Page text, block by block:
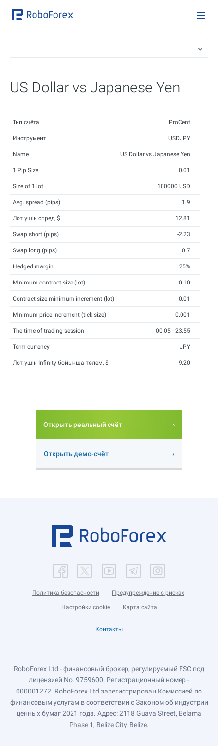
US Dollar vs Japanese Yen
Тип счёта ProCent
Инструмент USDJPY
Name US Dollar vs Japanese Yen
1 Pip Size 0.01
Size of 1 lot 100000 USD
Avg. spread (pips) 1.9
Лот үшін спред, $ 12.81
Swap short (pips) -2.23
Swap long (pips) 0.7
Hedged margin 25%
Minimum contract size (lot) 0.10
Contract size minimum increment (lot) 0.01
Minimum price increment (tick size) 0.001
The time of trading session 00:05 - 23:55
Term currency JPY
Лот үшін Infinity бойынша төлем, $ 9.20
Открыть реальный счёт
Открыть демо-счёт
Политика безопасности Предупреждение о рисках
Настройки cookie Карта сайта
Контакты
RoboForex Ltd - финансовый брокер, регулируемый FSC под
лицензией No. 9759600. Регистрационный номер -
000001272. RoboForex Ltd зарегистрирован Комиссией по
финансовым услугам в соответствии с Законом об индустрии
ценных бумаг 2021 года. Адрес: 2118 Guava Street, Belama
Phase 1, Belize City, Belize.